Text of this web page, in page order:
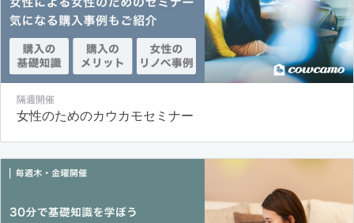
隔週開催
女性のためのカウカモセミナー